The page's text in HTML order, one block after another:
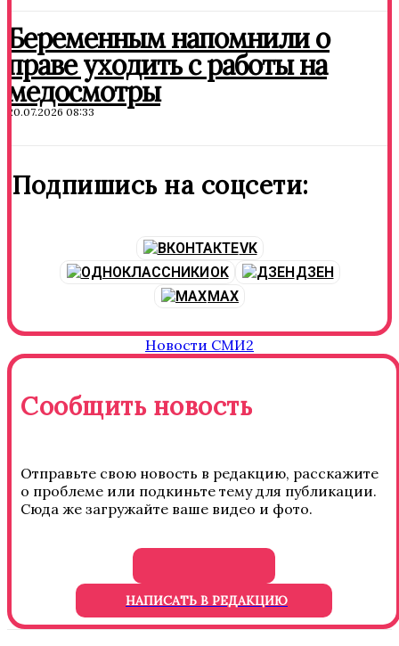
Беременным напомнили о
праве уходить с работы на
медосмотры
20.07.2026 08:33
Подпишись на соцсети:
VK
OK
ДЗЕН
MAX
Новости СМИ2
Сообщить новость
Отправьте свою новость в редакцию, расскажите
о проблеме или подкиньте тему для публикации.
Сюда же загружайте ваше видео и фото.
НАПИСАТЬ В РЕДАКЦИЮ